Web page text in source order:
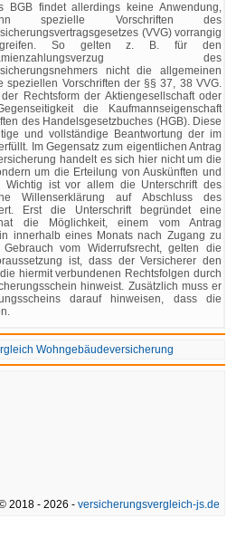
BGB findet allerdings keine Anwendung,
spezielle Vorschriften des
(VVG) vorrangig
So gelten z. B. für den
des
nicht die allgemeinen
speziellen Vorschriften der §§ 37, 38 VVG.
Rechtsform der Aktiengesellschaft oder
die Kaufmannseigenschaft
des Handelsgesetzbuches (HGB). Diese
und vollständige Beantwortung der im
Im Gegensatz zum eigentlichen Antrag
handelt es sich hier nicht um die
um die Erteilung von Auskünften und
Wichtig ist vor allem die Unterschrift des
Willenserklärung auf Abschluss des
Erst die Unterschrift begründet eine
die Möglichkeit, einem vom Antrag
innerhalb eines Monats nach Zugang zu
vom Widerrufsrecht, gelten die
ist, dass der Versicherer den
hiermit verbundenen Rechtsfolgen durch
hinweist. Zusätzlich muss er
darauf hinweisen, dass die
Wohngebäudeversicherung
2018 - 2026 - versicherungsvergleich-js.de